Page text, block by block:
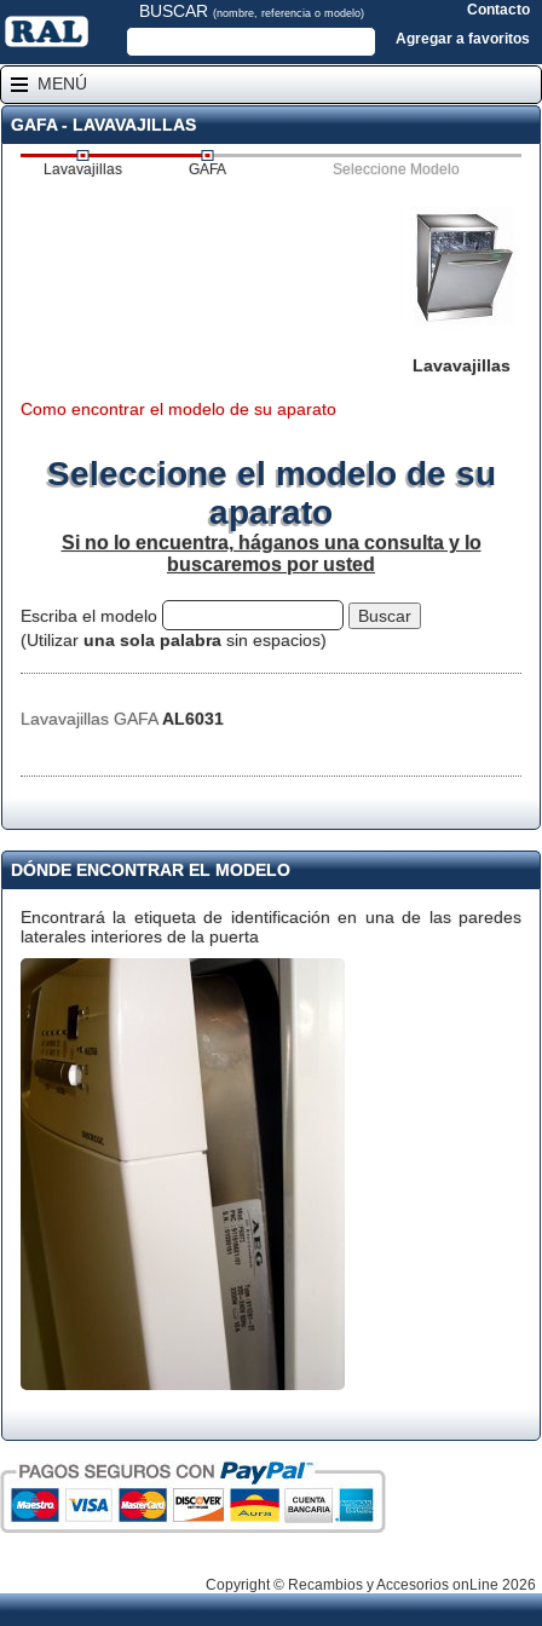
BUSCAR (nombre, referencia o modelo)
Contacto
Agregar a favoritos
MENÚ
GAFA - LAVAVAJILLAS
Lavavajillas GAFA Seleccione Modelo
Lavavajillas
Como encontrar el modelo de su aparato
Seleccione el modelo de su
aparato
Si no lo encuentra, háganos una consulta y lo
buscaremos por usted
Escriba el modelo
(Utilizar una sola palabra sin espacios)
Lavavajillas GAFAAL6031
DÓNDE ENCONTRAR EL MODELO
Encontrará la etiqueta de identificación en una de las paredes
laterales interiores de la puerta
Copyright © Recambios y Accesorios onLine 2026